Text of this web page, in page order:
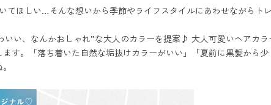
てほしい…そんな想いから季節やライフスタイルにあわせながらト
いい、なんかおしゃれ”な大人のカラーを提案♪ 大人可愛いヘアカラ
す。「落ち着いた自然な垢抜けカラーがいい」「夏前に黒髪から少